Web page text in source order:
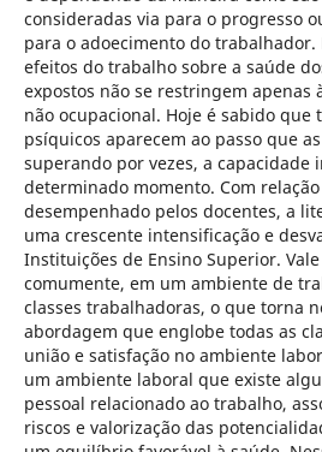
consideradas via para o progresso
para o adoecimento do trabalhador.
efeitos do trabalho sobre a saúde
expostos não se restringem apenas
não ocupacional. Hoje é sabido que
psíquicos aparecem ao passo que
superando por vezes, a capacidade
determinado momento. Com
desempenhado pelos docentes, a
uma crescente intensificação e
Instituições de Ensino Superior.
comumente, em um ambiente de
classes trabalhadoras, o que torna
abordagem que englobe todas as
união e satisfação no ambiente
um ambiente laboral que existe
pessoal relacionado ao trabalho,
riscos e valorização das